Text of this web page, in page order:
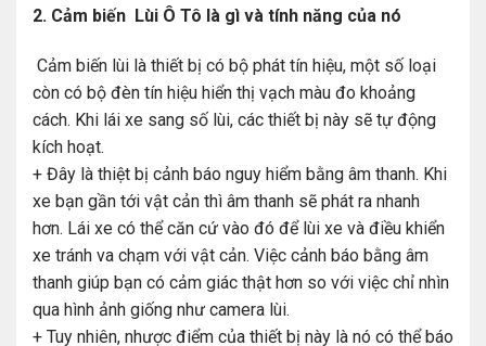
2. Cảm biến Lùi Ô Tô là gì và tính năng của nó
Cảm biến lùi là thiết bị có bộ phát tín hiệu, một số loại
còn có bộ đèn tín hiệu hiển thị vạch màu đo khoảng
cách. Khi lái xe sang số lùi, các thiết bị này sẽ tự động
kích hoạt.
+ Đây là thiệt bị cảnh báo nguy hiểm bằng âm thanh. Khi
xe bạn gần tới vật cản thì âm thanh sẽ phát ra nhanh
hơn. Lái xe có thể căn cứ vào đó để lùi xe và điều khiển
xe tránh va chạm với vật cản. Việc cảnh báo bằng âm
thanh giúp bạn có cảm giác thật hơn so với việc chỉ nhìn
qua hình ảnh giống như camera lùi.
+ Tuy nhiên, nhược điểm của thiết bị này là nó có thể báo